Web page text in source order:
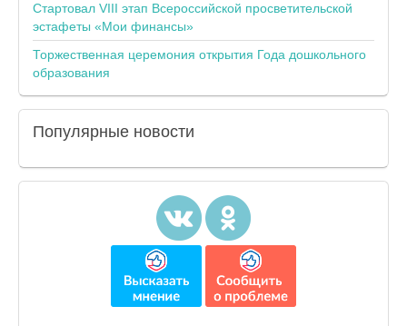
Стартовал VIII этап Всероссийской просветительской
эстафеты «Мои финансы»
Торжественная церемония открытия Года дошкольного
образования
Популярные новости